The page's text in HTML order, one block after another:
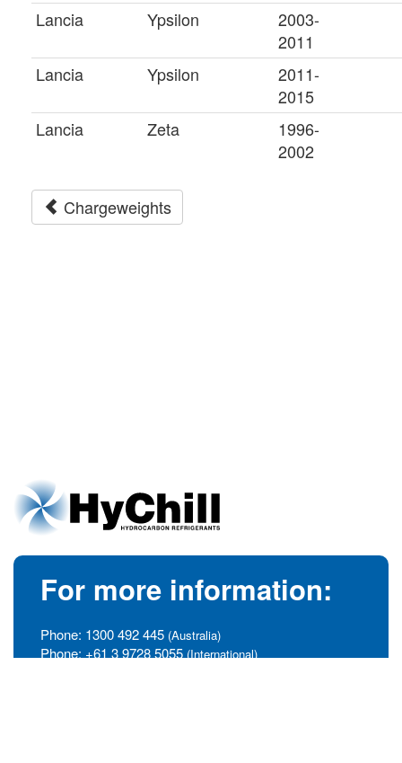
Lancia
Ypsilon
2003-
2011
Lancia
Ypsilon
2011-
2015
Lancia
Zeta
1996-
2002
Chargeweights
For more information:
Phone: 1300 492 445 (Australia)
Phone: +61 3 9728 5055 (International)